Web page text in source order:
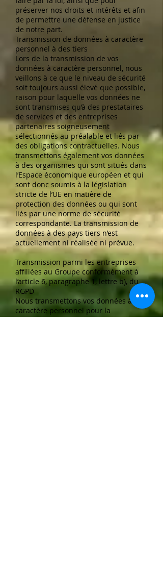
préserver nos droits et intérêts et afin
de permettre une défense en justice
de notre part.
Transmission de données à caractère
personnel à des tiers
Lors de la transmission de vos
données à caractère personnel, nous
veillons à ce que le niveau de sécurité
soit toujours aussi élevé que possible,
raison pour laquelle vos données ne
sont transmises qu’à des prestataires
de services et des entreprises
partenaires soigneusement
sélectionnés au préalable et liés par
des obligations contractuelles. Nous
transmettons également vos données
à des organismes qui sont situés dans
l’Espace économique européen et qui
sont donc soumis à la législation
stricte de l’UE en matière de
protection des données ou qui sont
liés par une norme de sécurité
correspondante. La transmission de
données à des pays tiers n’est
actuellement ni réalisée ni prévue.
Transmission parmi les entreprises
affiliées au Groupe conformément à
l’article 6, paragraphe 1, lettre b), du
RGPD
Nous transmettons vos données à
caractère personnel pour la
conclusion et l’exécution de contrats